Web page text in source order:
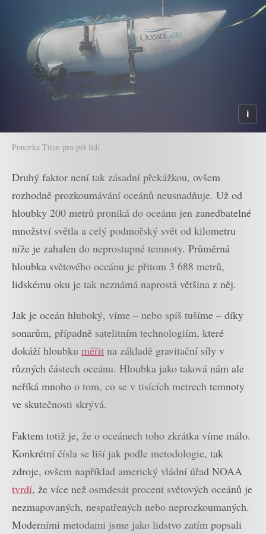
Ponorka Titan pro pět lidí
Druhý faktor není tak zásadní překážkou, ovšem
rozhodně prozkoumávání oceánů neusnadňuje. Už od
hloubky 200 metrů proniká do oceánu jen zanedbatelné
množství světla a celý podmořský svět od kilometru
níže je zahalen do neprostupné temnoty. Průměrná
hloubka světového oceánu je přitom 3 688 metrů,
lidskému oku je tak neznámá naprostá většina z něj.
Jak je oceán hluboký, víme – nebo spíš tušíme – díky
sonarům, případně satelitním technologiím, které
dokáží hloubku měřit na základě gravitační síly v
různých částech oceánu. Hloubka jako taková nám ale
neříká mnoho o tom, co se v tisících metrech temnoty
ve skutečnosti skrývá.
Faktem totiž je, že o oceánech toho zkrátka víme málo.
Konkrétní čísla se liší jak podle metodologie, tak
zdroje, ovšem například americký vládní úřad NOAA
tvrdí, že více než osmdesát procent světových oceánů je
nezmapovaných, nespatřených nebo neprozkoumaných.
Moderními metodami jsme jako lidstvo zatím popsali